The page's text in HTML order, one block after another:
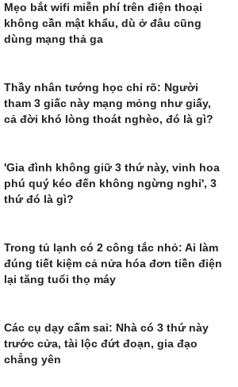
Mẹo bắt wifi miễn phí trên điện thoại
không cần mật khẩu, dù ở đâu cũng
dùng mạng thả ga
Thầy nhân tướng học chỉ rõ: Người
tham 3 giấc này mạng mỏng như giấy,
cả đời khó lòng thoát nghèo, đó là gì?
'Gia đình không giữ 3 thứ này, vinh hoa
phú quý kéo đến không ngừng nghỉ', 3
thứ đó là gì?
Trong tủ lạnh có 2 công tắc nhỏ: Ai làm
đúng tiết kiệm cả nửa hóa đơn tiền điện
lại tăng tuổi thọ máy
Các cụ dạy cấm sai: Nhà có 3 thứ này
trước cửa, tài lộc đứt đoạn, gia đạo
chẳng yên